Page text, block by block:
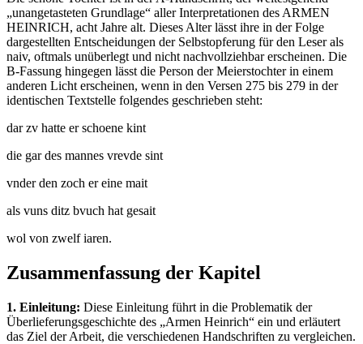
„unangetasteten Grundlage“ aller Interpretationen des ARMEN
HEINRICH, acht Jahre alt. Dieses Alter lässt ihre in der Folge
dargestellten Entscheidungen der Selbstopferung für den Leser als
naiv, oftmals unüberlegt und nicht nachvollziehbar erscheinen. Die
B-Fassung hingegen lässt die Person der Meierstochter in einem
anderen Licht erscheinen, wenn in den Versen 275 bis 279 in der
identischen Textstelle folgendes geschrieben steht:
dar zv hatte er schoene kint
die gar des mannes vrevde sint
vnder den zoch er eine mait
als vuns ditz bvuch hat gesait
wol von zwelf iaren.
Zusammenfassung der Kapitel
1. Einleitung: Diese Einleitung führt in die Problematik der
Überlieferungsgeschichte des „Armen Heinrich“ ein und erläutert
das Ziel der Arbeit, die verschiedenen Handschriften zu vergleichen.